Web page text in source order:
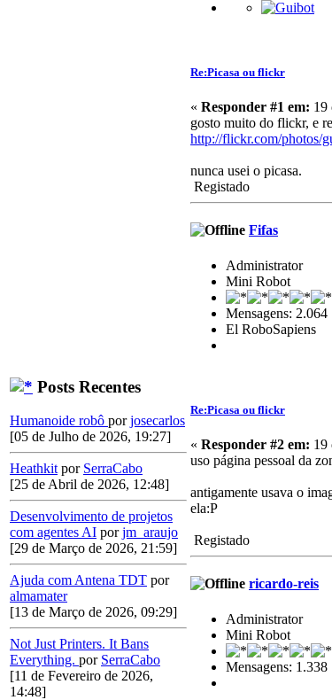
Posts Recentes
Humanoide robô porjosecarlos
[05 de Julho de 2026, 19:27]
Heathkit por SerraCabo
[25 de Abril de 2026, 12:48]
Desenvolvimento de projetos
com agentes AI porjm_araujo
[29 de Março de 2026, 21:59]
Ajuda com Antena TDT por
almamater
[13 de Março de 2026, 09:29]
Not Just Printers. It Bans
Everything. por SerraCabo
[11 de Fevereiro de 2026,
14:48]
Re:Picasa ou flickr
« Responder #1 em: 19
gosto muito do flickr, e
http://flickr.com/photos/
nunca usei o picasa.
Registado
Fifas
Administrator
Mini Robot
Mensagens: 2.064
El RoboSapiens
Re:Picasa ou flickr
« Responder #2 em: 19
uso página pessoal da
antigamente usava o
ela:P
Registado
ricardo-reis
Administrator
Mini Robot
Mensagens: 1.338